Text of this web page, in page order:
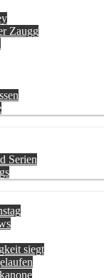
Zaugg
Serien
siegt